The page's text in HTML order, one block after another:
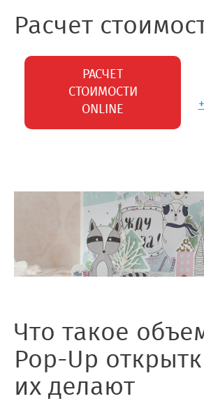
Расчет
РАСЧЕТ
СТОИМОСТИ
ONLINE
Что такое
Pop-Up
их делают